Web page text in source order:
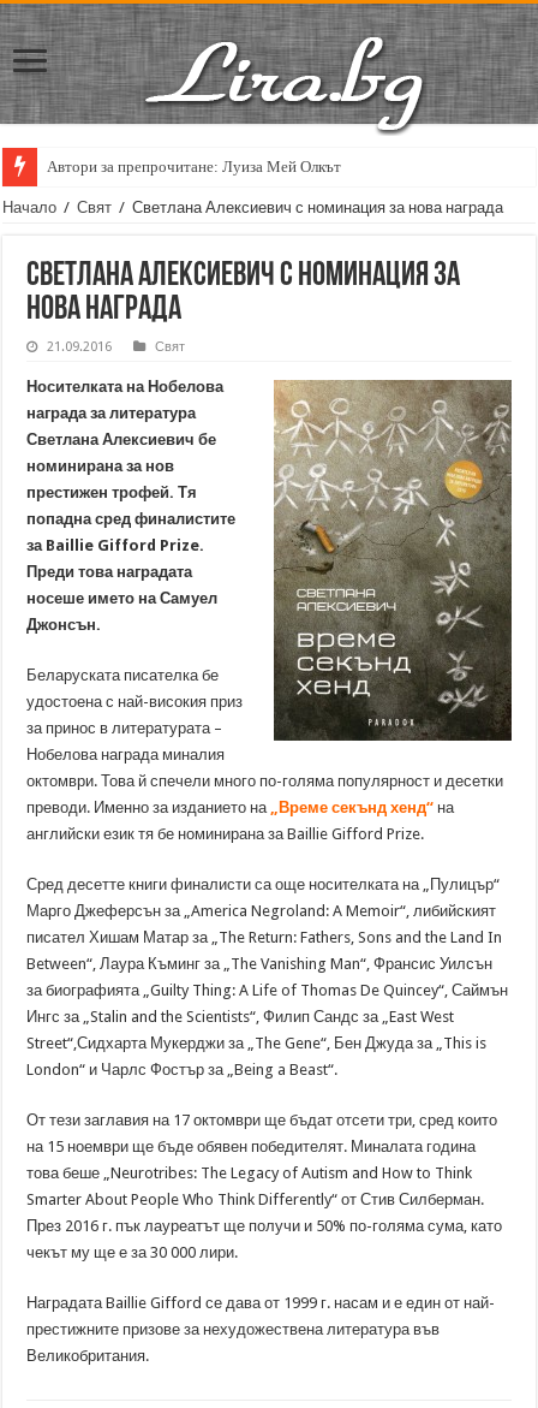
Автори за препрочитане: Луиза Мей Олкът
Начало / Свят / Светлана Алексиевич с номинация за нова награда
Светлана Алексиевич с номинация за
нова награда
21.09.2016 Свят
Носителката на Нобелова
награда за литература
Светлана Алексиевич бе
номинирана за нов
престижен трофей. Тя
попадна сред финалистите
за Baillie Gifford Prize.
Преди това наградата
носеше името на Самуел
Джонсън.
Беларуската писателка бе
удостоена с най-високия приз
за принос в литературата –
Нобелова награда миналия
октомври. Това й спечели много по-голяма популярност и десетки
преводи. Именно за изданието на „Време секънд хенд“ на
английски език тя бе номинирана за Baillie Gifford Prize.
Сред десетте книги финалисти са още носителката на „Пулицър“
Марго Джеферсън за „America Negroland: A Memoir“, либийският
писател Хишам Матар за „The Return: Fathers, Sons and the Land In
Between“, Лаура Къминг за „The Vanishing Man“, Франсис Уилсън
за биографията „Guilty Thing: A Life of Thomas De Quincey“, Саймън
Ингс за „Stalin and the Scientists“, Филип Сандс за „East West
Street“,Сидхарта Мукерджи за „The Gene“, Бен Джуда за „This is
London“ и Чарлс Фостър за „Being a Beast“.
От тези заглавия на 17 октомври ще бъдат отсети три, сред които
на 15 ноември ще бъде обявен победителят. Миналата година
това беше „Neurotribes: The Legacy of Autism and How to Think
Smarter About People Who Think Differently“ от Стив Силберман.
През 2016 г. пък лауреатът ще получи и 50% по-голяма сума, като
чекът му ще е за 30 000 лири.
Наградата Baillie Gifford се дава от 1999 г. насам и е един от най-
престижните призове за нехудожествена литература във
Великобритания.